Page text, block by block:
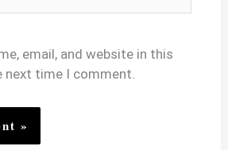
email, and website in this
time I comment.